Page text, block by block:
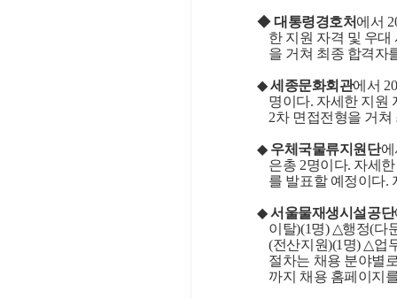
◆대통령경호처에서
한 지원 자격 및 우
을 거쳐 최종 합격자
◆세종문화회관에서
명이다. 자세한 지원
2차 면접전형을 거
◆ 우체국물류지원단에
은총 2명이다. 자세
를 발표할 예정이다.
◆서울물재생시설공단
이탈)(1명) △행정(다
(전산지원)(1 명) △업
절차는 채용 분야별
까지 채용 홈페이지